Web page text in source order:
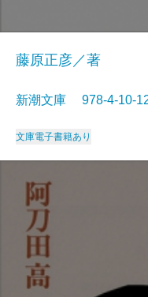
藤原正彦／著
新潮文庫 978-4-10-
文庫電子書籍あり